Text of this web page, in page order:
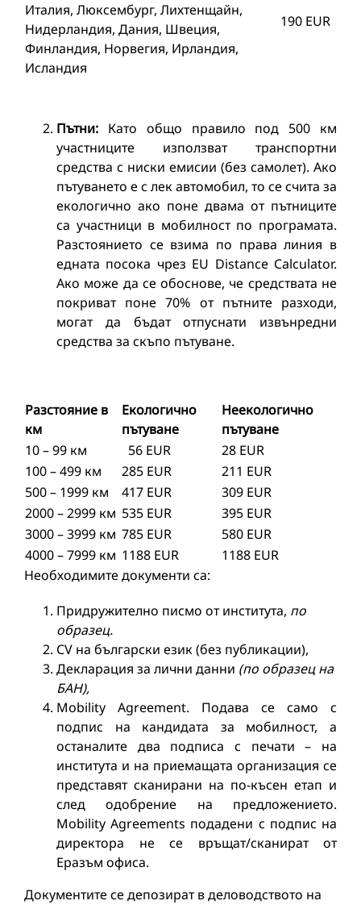
Италия, Люксембург, Лихтенщайн,
Нидерландия, Дания, Швеция,
Финландия, Норвегия, Ирландия,
Исландия
190 EUR
Пътни: Като общо правило под 500 км
участниците използват транспортни
средства с ниски емисии (без самолет). Ако
пътуването е с лек автомобил, то се счита за
екологично ако поне двама от пътниците
са участници в мобилност по програмата.
Разстоянието се взима по права линия в
едната посока чрез EU Distance Calculator.
Ако може да се обоснове, че средствата не
покриват поне 70% от пътните разходи,
могат да бъдат отпуснати извънредни
средства за скъпо пътуване.
Разстояние в
км
Екологично
пътуване
Неекологично
пътуване
10 – 99 км
56 EUR
28 EUR
100 – 499 км
285 EUR
211 EUR
500 – 1999 км
417 EUR
309 EUR
2000 – 2999 км 535 EUR
395 EUR
3000 – 3999 км 785 EUR
580 EUR
4000 – 7999 км 1188 EUR
1188 EUR
Необходимите документи са:
Придружително писмо от института, по
образец.
СV на български език (без публикации),
Декларация за лични данни (по образец на
БАН),
Mobility Agreement. Подава се само с
подпис на кандидата за мобилност, а
останалите два подписа с печати – на
института и на приемащата организация се
представят сканирани на по-късен етап и
след одобрение на предложението.
Mobility Agreements подадени с подпис на
директора не се връщат/сканират от
Еразъм офиса.
Документите се депозират в деловодството на